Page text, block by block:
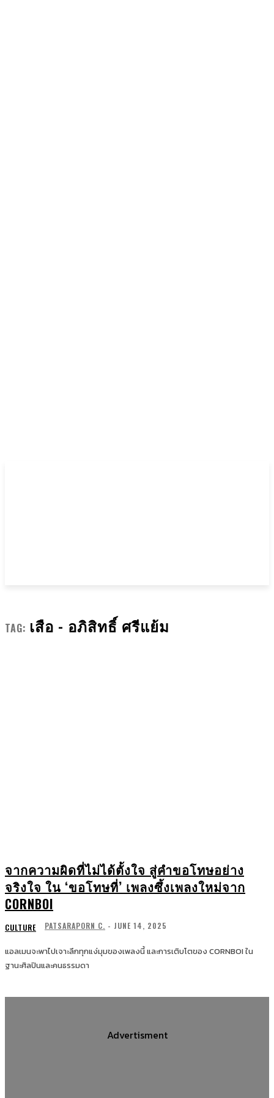
TAG: เสือ - อภิสิทธิ์ ศรีแย้ม
จากความผิดที่ไม่ได้ตั้งใจ สู่คำขอโทษอย่าง
จริงใจ ใน ‘ขอโทษที่’ เพลงซึ้งเพลงใหม่จาก
CORNBOI
CULTURE PATSARAPORN C. - JUNE 14, 2025
แอลเมนจะพาไปเจาะลึกทุกแง่มุมของเพลงนี้ และการเติบโตของ CORNBOI ใน
ฐานะศิลปินและคนธรรมดา
Advertisment